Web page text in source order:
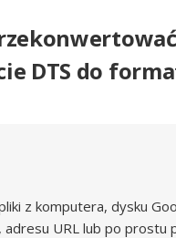
DTS do
z komputera, dysku
adresu URL lub po prostu